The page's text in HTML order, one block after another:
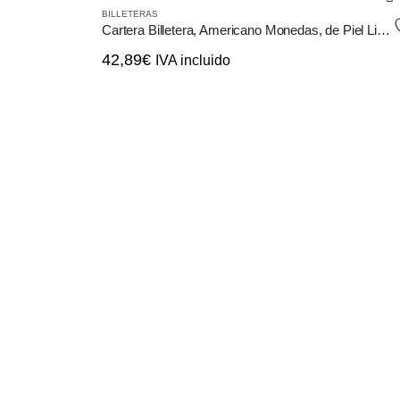
BILLETERAS
Cartera Billetera, Americano Monedas, de Piel Liso color Negro
42,89€ IVA incluido